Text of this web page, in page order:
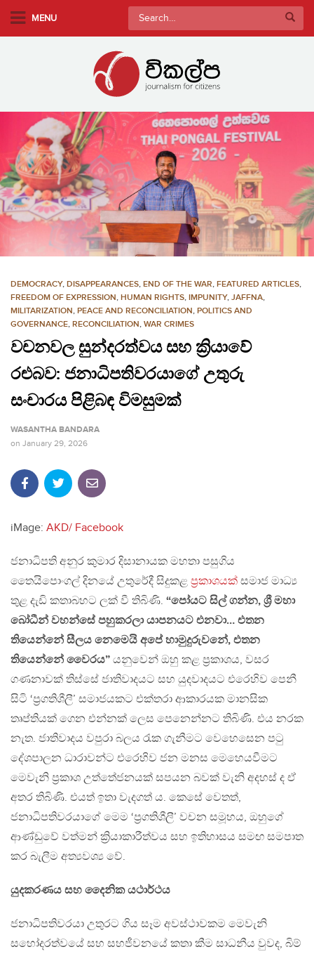
m
c
o
n
e
MENU
Search
for:
DEMOCRACY, DISAPPEARANCES, END OF THE WAR, FEATURED ARTICLES,
FREEDOM OF EXPRESSION, HUMAN RIGHTS, IMPUNITY, JAFFNA,
MILITARIZATION, PEACE AND RECONCILIATION, POLITICS AND
GOVERNANCE, RECONCILIATION, WAR CRIMES
වචනවල සුන්දරත්වය සහ ක්‍රියාවේ
රළුබව: ජනාධිපතිවරයාගේ උතුරු
සංචාරය පිළිබඳ විමසුමක්
WASANTHA BANDARA
on January 29, 2026
iMage: AKD/ Facebook
ජනාධිපති අනුර කුමාර දිසානායක මහතා පසුගිය
තෛයිපොංගල් දිනයේ උතුරේදී සිදුකළ ප්‍රකාශයක් සමාජ මාධ්‍ය
තුළ දැඩි කතාබහට ලක් වී තිබිණි. “පෝයට සිල් ගන්න, ශ්‍රී මහා
බෝධීන් වහන්සේ පහුකරලා යාපනයට එනවා… එතන
තියෙන්නේ සීලය නෙමෙයි අපේ හාමුදුරුවනේ, එතන
තියෙන්නේ වෛරය” යනුවෙන් ඔහු කළ ප්‍රකාශය, වසර
ගණනාවක් තිස්සේ ජාතිවාදයට සහ යුදවාදයට එරෙහිව පෙනී
සිටි ‘ප්‍රගතිශීලී’ සමාජයකට එක්තරා ආකාරයක මානසික
තෘප්තියක් ගෙන එන්නක් ලෙස පෙනෙන්නට තිබිණි. එය නරක
නැත. ජාතිවාදය වපුරා බලය රැක ගැනීමට වෙහෙසෙන පටු
දේශපාලන ධාරාවන්ට එරෙහිව ජන මනස මෙහෙයවීමට
මෙවැනි ප්‍රකාශ උත්තේජනයක් සපයන බවක් වැනි අදහස් ද ඒ
අතර තිබිණි. එයත් ඉතා වැදගත් ය. කෙසේ වෙතත්,
ජනාධිපතිවරයාගේ මෙම ‘ප්‍රගතිශීලී’ වචන සමූහය, ඔහුගේ
ආණ්ඩුවේ වත්මන් ක්‍රියාකාරීත්වය සහ ඉතිහාසය සමඟ සමපාත
කර බැලීම අත්‍යවශ්‍ය වේ.
යුදකරණය සහ දෛනික යථාර්ථය
ජනාධිපතිවරයා උතුරට ගිය සෑම අවස්ථාවකම මෙවැනි
සහෝදරත්වයේ සහ සහජීවනයේ කතා කීම සාධනීය වුවද, බිම්